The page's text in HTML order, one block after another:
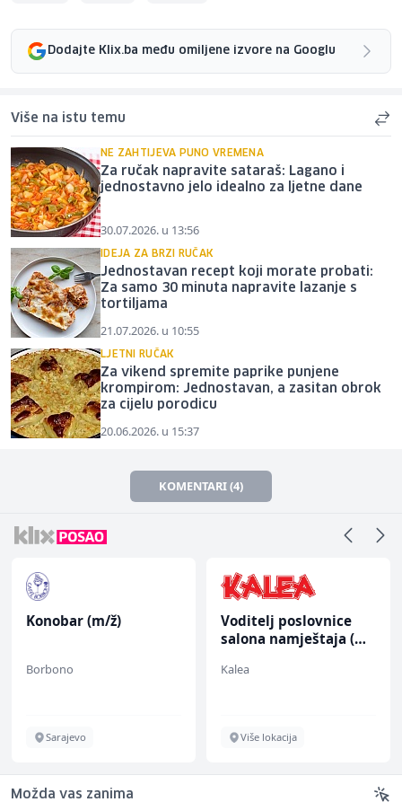
Dodajte Klix.ba među omiljene izvore na Googlu
Više na istu temu
NE ZAHTIJEVA PUNO VREMENA
Za ručak napravite sataraš: Lagano i
jednostavno jelo idealno za ljetne dane
30.07.2026. u 13:56
IDEJA ZA BRZI RUČAK
Jednostavan recept koji morate probati:
Za samo 30 minuta napravite lazanje s
tortiljama
21.07.2026. u 10:55
LJETNI RUČAK
Za vikend spremite paprike punjene
krompirom: Jednostavan, a zasitan obrok
za cijelu porodicu
20.06.2026. u 15:37
KOMENTARI (4)
Konobar (m/ž)
Borbono
Sarajevo
Voditelj poslovnice
salona namještaja (m/
Kalea
Više lokacija
Možda vas zanima